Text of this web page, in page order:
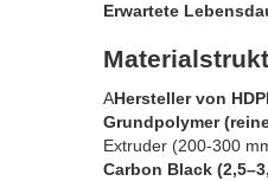
Erwartete
AHersteller von
Grundpolymer
Extruder (200-300
Carbon Black